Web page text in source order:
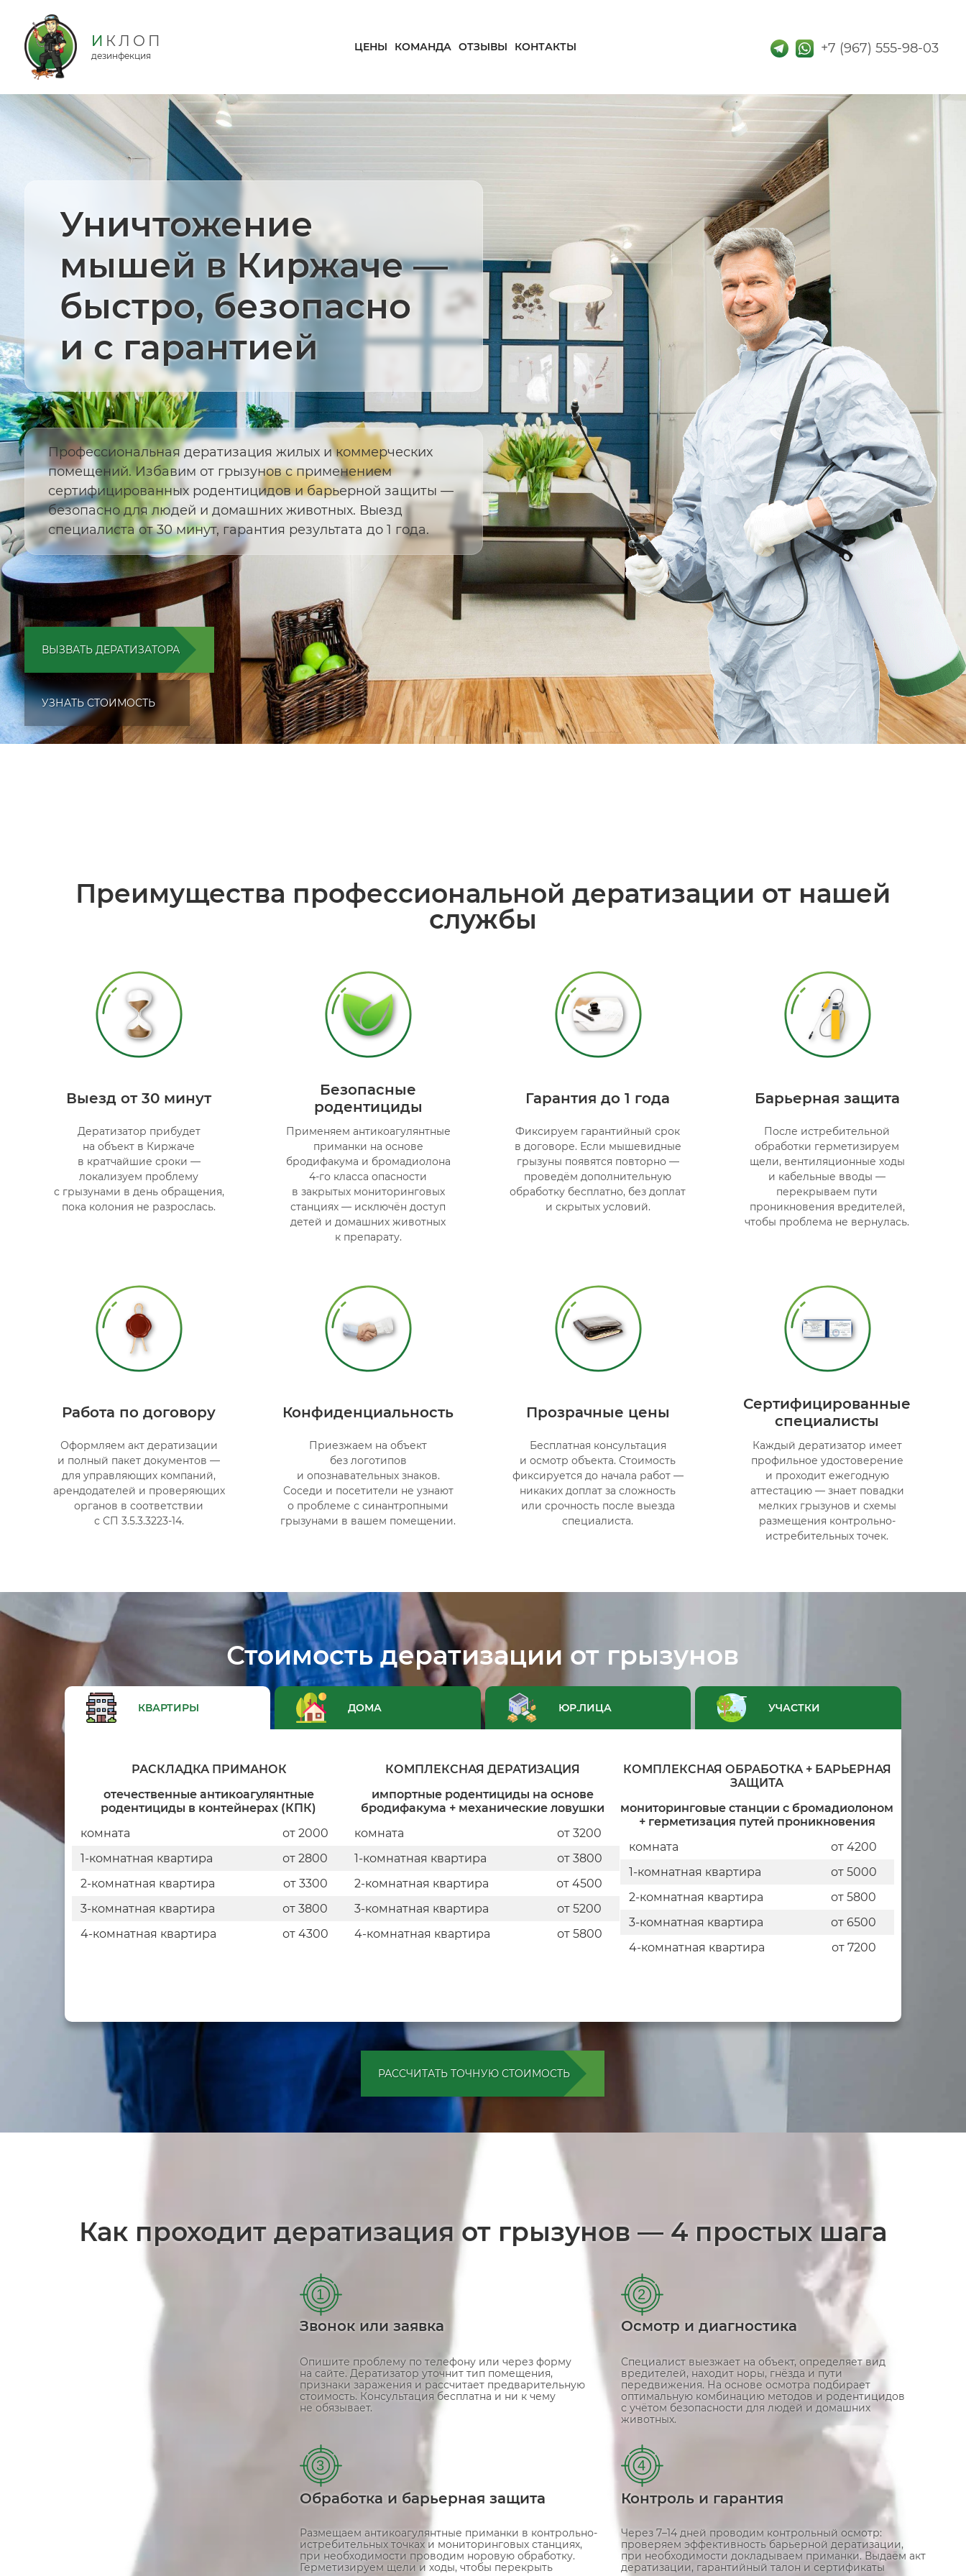
дезинфекция
ЦЕНЫ КОМАНДА ОТЗЫВЫ КОНТАКТЫ
Уничтожение
мышей в Киржаче —
быстро, безопасно
и с гарантией
Профессиональная дератизация жилых и коммерческих
помещений. Избавим от грызунов с применением
сертифицированных родентицидов и барьерной защиты —
безопасно для людей и домашних животных. Выезд
специалиста от 30 минут, гарантия результата до 1 года.
ВЫЗВАТЬ ДЕРАТИЗАТОРА
УЗНАТЬ СТОИМОСТЬ
Преимущества профессиональной дератизации от нашей
службы
Выезд от 30 минут
Дератизатор прибудет
на объект в Киржаче
в кратчайшие сроки —
локализуем проблему
с грызунами в день обращения,
пока колония не разрослась.
Безопасные
родентициды
Применяем антикоагулянтные
приманки на основе
бродифакума и бромадиолона
4-го класса опасности
в закрытых мониторинговых
станциях — исключён доступ
детей и домашних животных
к препарату.
Гарантия до 1 года
Фиксируем гарантийный срок
в договоре. Если мышевидные
грызуны появятся повторно —
проведём дополнительную
обработку бесплатно, без доплат
и скрытых условий.
Барьерная защита
После истребительной
обработки герметизируем
щели, вентиляционные ходы
и кабельные вводы —
перекрываем пути
проникновения вредителей,
чтобы проблема не вернулась.
Работа по договору
Оформляем акт дератизации
и полный пакет документов —
для управляющих компаний,
арендодателей и проверяющих
органов в соответствии
с СП 3.5.3.3223-14.
Конфиденциальность
Приезжаем на объект
без логотипов
и опознавательных знаков.
Соседи и посетители не узнают
о проблеме с синантропными
грызунами в вашем помещении.
Прозрачные цены
Бесплатная консультация
и осмотр объекта. Стоимость
фиксируется до начала работ —
никаких доплат за сложность
или срочность после выезда
специалиста.
Сертифицированные
специалисты
Каждый дератизатор имеет
профильное удостоверение
и проходит ежегодную
аттестацию — знает повадки
мелких грызунов и схемы
размещения контрольно-
истребительных точек.
Стоимость дератизации от грызунов
КВАРТИРЫ ДОМА ЮР.ЛИЦА УЧАСТКИ
РАСКЛАДКА ПРИМАНОК
отечественные антикоагулянтные
родентициды в контейнерах (КПК)
комната
от 2000
1-комнатная квартира
от 2800
2-комнатная квартира
от 3300
3-комнатная квартира
от 3800
4-комнатная квартира
от 4300
КОМПЛЕКСНАЯ ДЕРАТИЗАЦИЯ
импортные родентициды на основе
бродифакума + механические ловушки
комната
от 3200
1-комнатная квартира
от 3800
2-комнатная квартира
от 4500
3-комнатная квартира
от 5200
4-комнатная квартира
от 5800
КОМПЛЕКСНАЯ ОБРАБОТКА + БАРЬЕРНАЯ
ЗАЩИТА
мониторинговые станции с бромадиолоном
+ герметизация путей проникновения
комната
от 4200
1-комнатная квартира
от 5000
2-комнатная квартира
от 5800
3-комнатная квартира
от 6500
4-комнатная квартира
от 7200
РАССЧИТАТЬ ТОЧНУЮ СТОИМОСТЬ
Как проходит дератизация от грызунов — 4 простых шага
1
Звонок или заявка
Опишите проблему по телефону или через форму
на сайте. Дератизатор уточнит тип помещения,
признаки заражения и рассчитает предварительную
стоимость. Консультация бесплатна и ни к чему
не обязывает.
2
Осмотр и диагностика
Специалист выезжает на объект, определяет вид
вредителей, находит норы, гнёзда и пути
передвижения. На основе осмотра подбирает
оптимальную комбинацию методов и родентицидов
с учётом безопасности для людей и домашних
животных.
3
Обработка и барьерная защита
Размещаем антикоагулянтные приманки в контрольно-
истребительных точках и мониторинговых станциях,
при необходимости проводим норовую обработку.
Герметизируем щели и ходы, чтобы перекрыть
4
Контроль и гарантия
Через 7–14 дней проводим контрольный осмотр:
проверяем эффективность барьерной дератизации,
при необходимости докладываем приманки. Выдаём акт
дератизации, гарантийный талон и сертификаты